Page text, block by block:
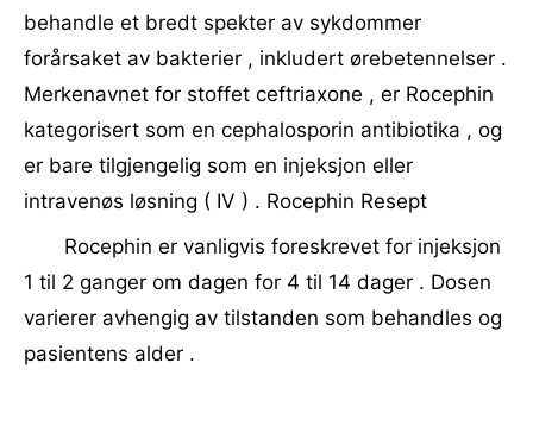
behandle et bredt spekter av sykdommer
forårsaket av bakterier , inkludert ørebetennelser .
Merkenavnet for stoffet ceftriaxone , er Rocephin
kategorisert som en cephalosporin antibiotika , og
er bare tilgjengelig som en injeksjon eller
intravenøs løsning ( IV ) . Rocephin Resept
Rocephin er vanligvis foreskrevet for injeksjon
1 til 2 ganger om dagen for 4 til 14 dager . Dosen
varierer avhengig av tilstanden som behandles og
pasientens alder .